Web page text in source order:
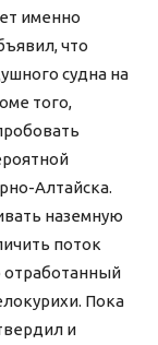
именно
что
судна на
того,
Алтайска.
наземную
поток
отработанный
Пока
и